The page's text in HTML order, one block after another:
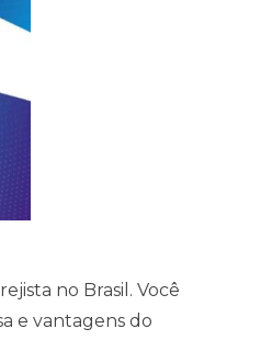
no Brasil. Você
e vantagens do